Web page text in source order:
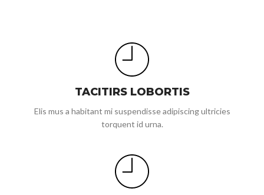
TACITIRS LOBORTIS
Elis mus a habitant mi suspendisse adipiscing ultricies
torquent id urna.